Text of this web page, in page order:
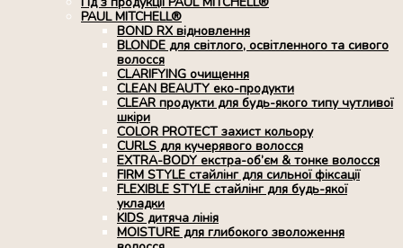
PAUL MITCHELL®
BOND RX вiдновлення
BLONDE для світлого, освітленного та сивого
волосся
CLARIFYING очищення
CLEAN BEAUTY еко-продукти
CLEAR продукти для будь-якого типу чутливої
шкіри
COLOR PROTECT захист кольору
CURLS для кучерявого волосся
EXTRA-BODY екстра-об’єм & тонке волосся
FIRM STYLE стайлінг для сильної фіксації
FLEXIBLE STYLE стайлінг для будь-якої
укладки
KIDS дитяча лінія
MOISTURE для глибокого зволоження